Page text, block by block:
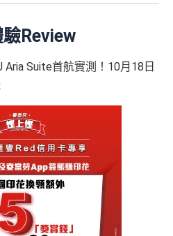
Review
Aria Suite首航實測！10月18日